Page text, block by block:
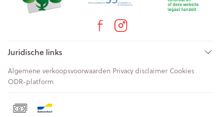
Juridische links
Algemene verkoopsvoorwaarden Privacy disclaimer Cookies
ODR-platform